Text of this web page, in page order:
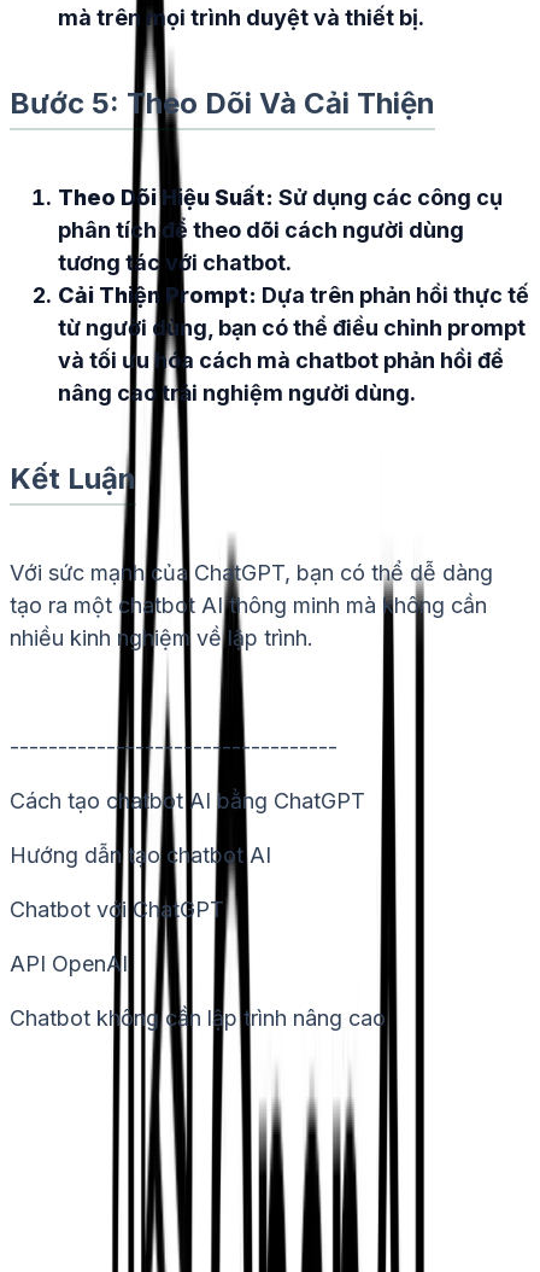
mà trên mọi trình duyệt và thiết bị.
Bước 5: Theo Dõi Và Cải Thiện
Theo Dõi Hiệu Suất: Sử dụng các công cụ
phân tích để theo dõi cách người dùng
tương tác với chatbot.
Cải Thiện Prompt: Dựa trên phản hồi thực tế
từ người dùng, bạn có thể điều chỉnh prompt
và tối ưu hóa cách mà chatbot phản hồi để
nâng cao trải nghiệm người dùng.
Kết Luận
Với sức mạnh của ChatGPT, bạn có thể dễ dàng
tạo ra một chatbot AI thông minh mà không cần
nhiều kinh nghiệm về lập trình.
----------------------------------
Cách tạo chatbot AI bằng ChatGPT
Hướng dẫn tạo chatbot AI
Chatbot với ChatGPT
API OpenAI
Chatbot không cần lập trình nâng cao
Dùng thử miễn phí